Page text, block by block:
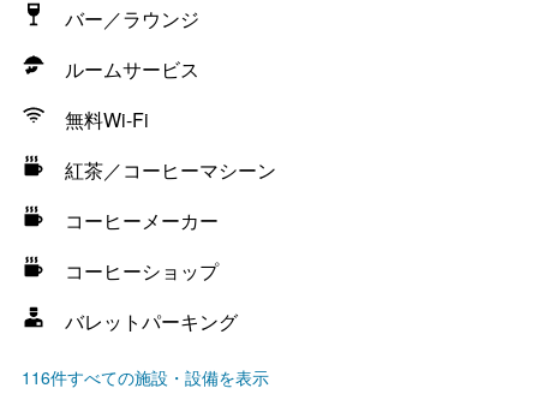
バー／ラウンジ
ルームサービス
無料Wi-Fi
紅茶／コーヒーマシーン
コーヒーメーカー
コーヒーショップ
バレットパーキング
116件すべての施設・設備を表示